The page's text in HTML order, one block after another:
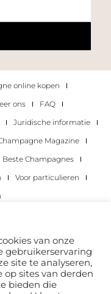
online kopen
ons
FAQ
Juridische informatie
Magazine
Beste Champagnes
Voor particulieren
van onze
gebruikerservaring
site te analyseren,
op sites van derden
bieden die